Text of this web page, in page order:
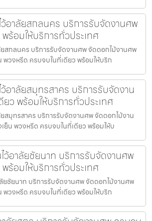
อาลัยสกลนคร บริการรับจัดงานศพ
ร้อมให้บริการทั่วประเทศ
สกลนคร บริการรับจัดงานศพ จัดดอกไม้งานศพ
พวงหรีด ครบจบในที่เดียว พร้อมให้บริก
อาลัยสมุทรสาคร บริการรับจัดงาน
ว พร้อมให้บริการทั่วประเทศ
สมุทรสาคร บริการรับจัดงานศพ จัดดอกไม้งาน
ย็น พวงหรีด ครบจบในที่เดียว พร้อมให้บ
ว้อาลัยชัยนาท บริการรับจัดงานศพ
ร้อมให้บริการทั่วประเทศ
ยชัยนาท บริการรับจัดงานศพ จัดดอกไม้งานศพ
พวงหรีด ครบจบในที่เดียว พร้อมให้บริก